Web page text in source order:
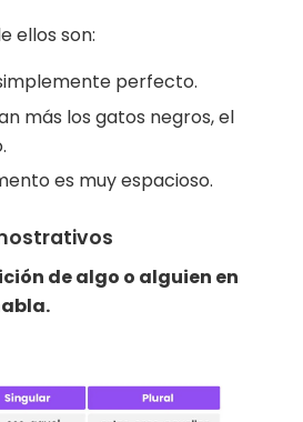
ellos son:
perfecto.
más los gatos negros, el
es muy espacioso.
de algo o alguien en